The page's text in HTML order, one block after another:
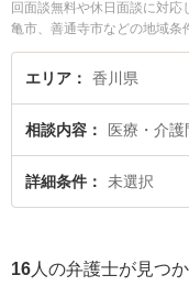
回面談無料や休日面談に対
亀市、善通寺市などの地域条
係する歯科治療ミスや美容
の絞り込み検索もでき便利
日や夜間に発生した病院・
に相談したい』『病院・介
くの弁護士を検索したい』
エリア 香川県
相談内容
詳細条件 未選択
16 人の弁護士が見つ